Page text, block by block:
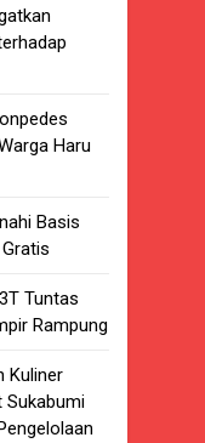
Haru
Basis
Tuntas
Rampung
Kuliner
Sukabumi